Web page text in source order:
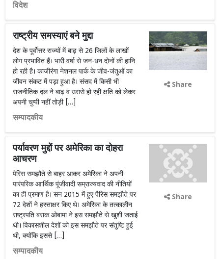
विदेश
राष्ट्रीय समस्याएं बने मुद्दा
देश के पूर्वोत्तर राज्यों में बाढ़ से 26 जिलों के लाखों
लोग प्रभावित हैं। भारी वर्षा से जन-धन दोनों की हानि
हो रही है। काजीरंगा नेशनल पार्क के जीव-जंतुओं का
जीवन संकट में पड़ा हुआ है। संसद में किसी भी
राजनीतिक दल ने बाढ़ व उससे हो रही क्षति को लेकर
अपनी चुप्पी नहीं तोड़ी […]
सम्पादकीय
Share
पर्यावरण मुद्दों पर अमेरिका का दोहरा
आचरण
पेरिस समझौते से बाहर आकर अमेरिका ने अपनी
पारंपरिक आार्थिक पूंजीवादी सम्राज्यवाद की नीतियों
का ही प्रमाण है। सन 2015 में हुए पैरिस समझौते पर
72 देशों ने हस्ताक्षर किए थे। अमेरिका के तत्कालीन
राष्ट्रपति बराक ओबामा ने इस समझौते से खुशी जताई
थी। विकासशील देशों को इस समझौते पर संतुष्टि हुई
थी, क्योंकि इससे […]
सम्पादकीय
Share